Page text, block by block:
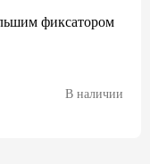
фиксатором
В наличии